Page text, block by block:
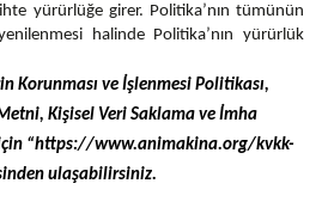
yürürlüğe girer. Politika’nın tümünün
halinde Politika’nın yürürlük
Korunması ve İşlenmesi Politikası,
Kişisel Veri Saklama ve İmha
“https://www.animakina.org/kvkk-
ulaşabilirsiniz.